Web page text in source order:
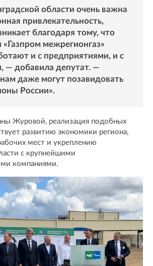
области очень важна
привлекательность,
благодаря тому, что
«Газпром межрегионгаз»
и с предприятиями, и с
— добавила депутат. —
даже могут позавидовать
России».
Журовой, реализация подобных
развитию экономики региона,
мест и укреплению
с крупнейшими
компаниями.